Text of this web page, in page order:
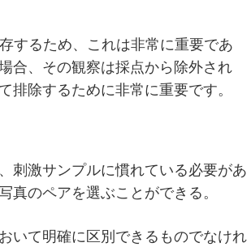
するため、これは非常に重要であ
合、その観察は採点から除外され
除するために非常に重要です。
刺激サンプルに慣れている必要があ
真のペアを選ぶことができる。
いて明確に区別できるものでなけれ